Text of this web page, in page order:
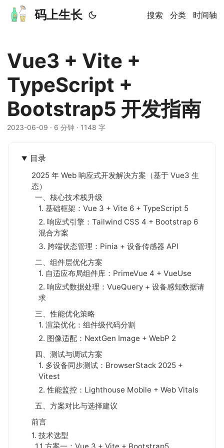
码上生长 搜索 分类 时间轴
Vue3 + Vite +
TypeScript +
Bootstrap5 开发指南
2023-06-09 · 6 分钟 · 1148 字
目录
2025 年 Web 响应式开发解决方案（基于 Vue3 生
态）
一、核心技术栈升级
1. 基础框架：Vue 3 + Vite 6 + TypeScript 5
2. 响应式引擎：Tailwind CSS 4 + Bootstrap 6
混合方案
3. 跨端状态管理：Pinia + 设备传感器 API
二、组件层优化方案
1. 自适应布局组件库：PrimeVue 4 + VueUse
2. 响应式数据处理：VueQuery + 设备感知数据请
求
三、性能优化策略
1. 渲染优化：组件级代码分割
2. 图像适配：NextGen Image + WebP 2
四、测试与调试方案
1. 多设备同步测试：BrowserStack 2025 +
Vitest
2. 性能监控：Lighthouse Mobile + Web Vitals
五、方案对比与选择建议
前言
1. 技术选型